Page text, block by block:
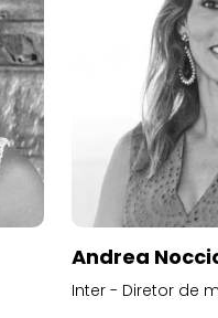
Andrea
Inter - Diretor de